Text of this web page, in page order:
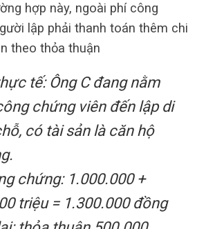
hợp này, ngoài phí công
lập phải thanh toán thêm chi
theo thỏa thuận
tế: Ông C đang nằm
chứng viên đến lập di
có tài sản là căn hộ
chứng: 1.000.000 +
triệu = 1.300.000 đồng